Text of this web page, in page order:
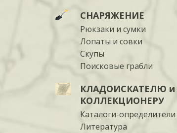
СНАРЯЖЕНИЕ
Рюкзаки и сумки
Лопаты и совки
Скупы
Поисковые грабли
КЛАДОИСКАТЕЛЮ и
КОЛЛЕКЦИОНЕРУ
Каталоги-определители
Литература